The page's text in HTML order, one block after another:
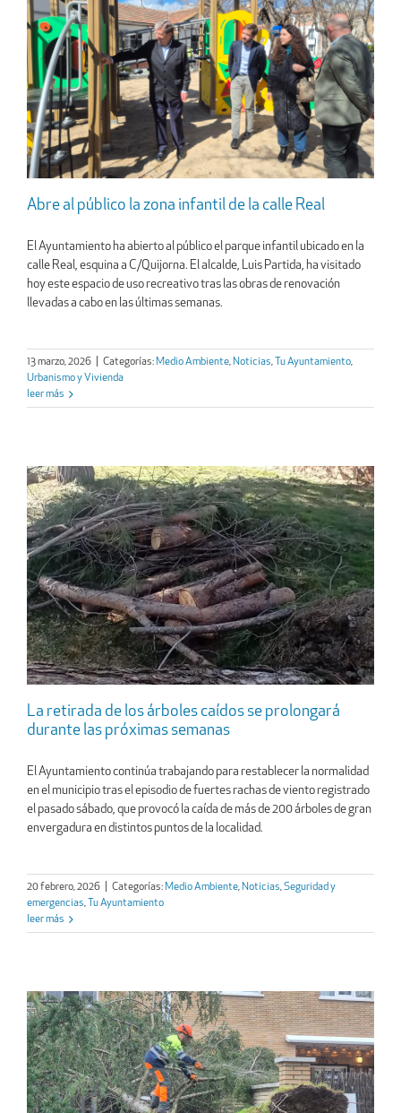
Abre al público la zona infantil de la calle Real
El Ayuntamiento ha abierto al público el parque infantil ubicado en la
calle Real, esquina a C/Quijorna. El alcalde, Luis Partida, ha visitado
hoy este espacio de uso recreativo tras las obras de renovación
llevadas a cabo en las últimas semanas.
13 marzo, 2026 Categorías: Medio Ambiente, Noticias, Tu Ayuntamiento,
Urbanismo y Vivienda
leer más
La retirada de los árboles caídos se prolongará
durante las próximas semanas
El Ayuntamiento continúa trabajando para restablecer la normalidad
en el municipio tras el episodio de fuertes rachas de viento registrado
el pasado sábado, que provocó la caída de más de 200 árboles de gran
envergadura en distintos puntos de la localidad.
20 febrero, 2026 Categorías: Medio Ambiente, Noticias,Seguridad y
emergencias,
Tu Ayuntamiento
leer más